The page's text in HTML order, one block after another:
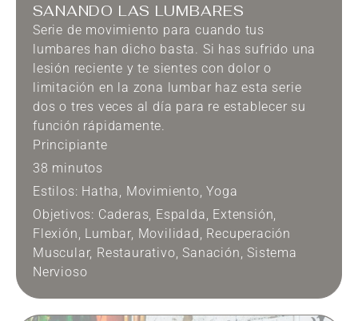
SANANDO LAS LUMBARES
Serie de movimiento para cuando tus
lumbares han dicho basta. Si has sufrido una
lesión reciente y te sientes con dolor o
limitación en la zona lumbar haz esta serie
dos o tres veces al día para re establecer su
función rápidamente.
Principiante
38 minutos
Estilos: Hatha Movimiento ,Yoga
Objetivos: Caderas Espalda Extensión
Flexión Lumbar Movilidad Recuperación
Muscular, Restaurativo ,Sanación ,Sistema
Nervioso